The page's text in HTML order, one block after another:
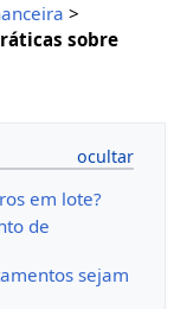
>
sobre
em lote?
de
sejam